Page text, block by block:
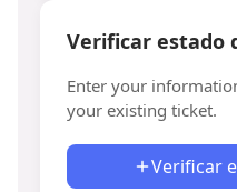
Verificar estado
Enter your
your existing ticket.
Verificar